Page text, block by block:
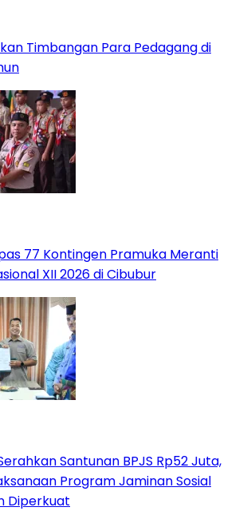
Timbangan Para Pedagang di
77 Kontingen Pramuka Meranti
XII 2026 di Cibubur
Santunan BPJS Rp52 Juta,
Program Jaminan Sosial
Diperkuat